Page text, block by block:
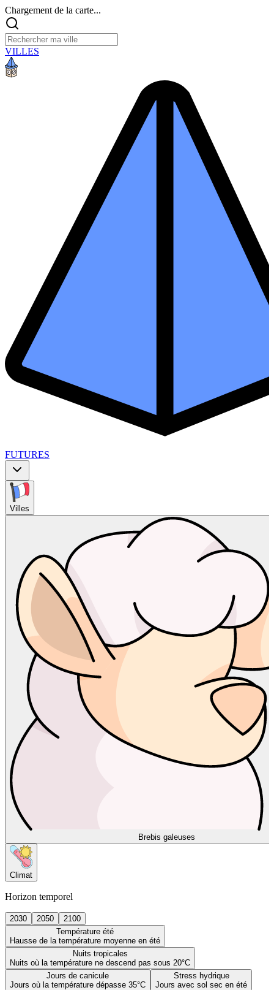
Chargement de la carte...
VILLES
FUTURES
Villes
Brebis galeuses
Climat
Horizon temporel
2030 2050
2100
Température été
Hausse de la température moyenne en été
Nuits tropicales
Nuits où la température ne descend pas sous 20°C
Jours de canicule
Jours où la température dépasse 35°C
Stress hydrique
Jours avec sol sec en été